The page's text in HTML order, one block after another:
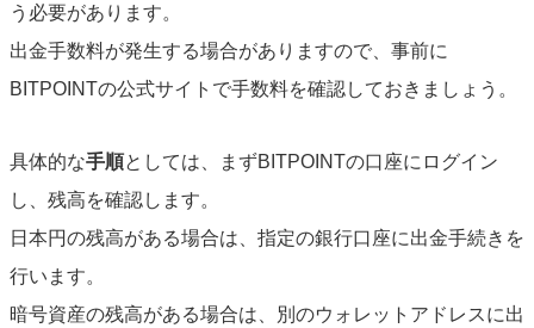
う必要があります。
出金手数料が発生する場合がありますので、事前に
BITPOINTの公式サイトで手数料を確認しておきましょう。
具体的な手順としては、まずBITPOINTの口座にログイン
し、残高を確認します。
日本円の残高がある場合は、指定の銀行口座に出金手続きを
行います。
暗号資産の残高がある場合は、別のウォレットアドレスに出